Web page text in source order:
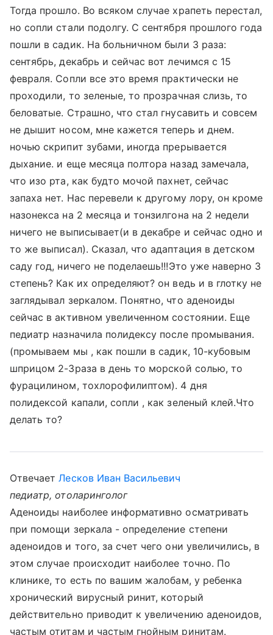
Тогда прошло. Во всяком случае храпеть перестал,
но сопли стали подолгу. С сентября прошлого года
пошли в садик. На больничном были 3 раза:
сентябрь, декабрь и сейчас вот лечимся с 15
февраля. Сопли все это время практически не
проходили, то зеленые, то прозрачная слизь, то
беловатые. Страшно, что стал гнусавить и совсем
не дышит носом, мне кажется теперь и днем.
ночью скрипит зубами, иногда прерывается
дыхание. и еще месяца полтора назад замечала,
что изо рта, как будто мочой пахнет, сейчас
запаха нет. Нас перевели к другому лору, он кроме
назонекса на 2 месяца и тонзилгона на 2 недели
ничего не выписывает(и в декабре и сейчас одно и
то же выписал). Сказал, что адаптация в детском
саду год, ничего не поделаешь!!!Это уже наверно 3
степень? Как их определяют? он ведь и в глотку не
заглядывал зеркалом. Понятно, что аденоиды
сейчас в активном увеличенном состоянии. Еще
педиатр назначила полидексу после промывания.
(промываем мы , как пошли в садик, 10-кубовым
шприцом 2-3раза в день то морской солью, то
фурацилином, тохлорофилиптом). 4 дня
полидексой капали, сопли , как зеленый клей.Что
делать то?
ОтвечаетЛесков Иван Васильевич
педиатр, отоларинголог
Аденоиды наиболее информативно осматривать
при помощи зеркала - определение степени
аденоидов и того, за счет чего они увеличились, в
этом случае происходит наиболее точно. По
клинике, то есть по вашим жалобам, у ребенка
хронический вирусный ринит, который
действительно приводит к увеличению аденоидов,
частым отитам и частым гнойным ринитам.